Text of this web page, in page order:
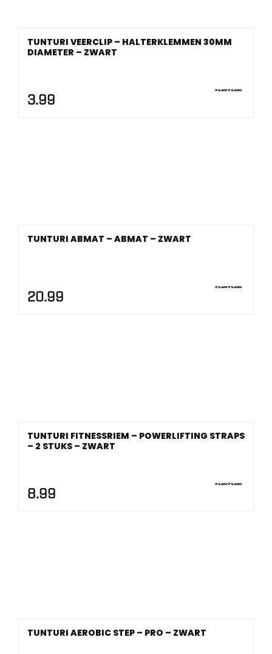
TUNTURI VEERCLIP – HALTERKLEMMEN 30MM
DIAMETER – ZWART
3.99
TUNTURI ABMAT – ABMAT – ZWART
20.99
TUNTURI FITNESSRIEM – POWERLIFTING STRAPS
– 2 STUKS – ZWART
8.99
TUNTURI AEROBIC STEP – PRO – ZWART